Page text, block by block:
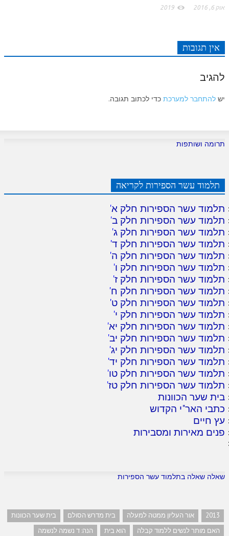
אוק 6, 2016 2019
אין תגובות
להגיב
יש להתחבר למערכת כדי לכתוב תגובה.
תרומה ושותפות
תלמוד עשר הספירות לקריאה
תלמוד עשר הספירות חלק א'
תלמוד עשר הספירות חלק ב'
תלמוד עשר הספירות חלק ג'
תלמוד עשר הספירות חלק ד'
תלמוד עשר הספירות חלק ה'
תלמוד עשר הספירות חלק ו'
תלמוד עשר הספירות חלק ז'
תלמוד עשר הספירות חלק ח'
תלמוד עשר הספירות חלק ט'
תלמוד עשר הספירות חלק י'
תלמוד עשר הספירות חלק יא'
תלמוד עשר הספירות חלק יב'
תלמוד עשר הספירות חלק יג'
תלמוד עשר הספירות חלק יד'
תלמוד עשר הספירות חלק טו'
תלמוד עשר הספירות חלק טז'
בית שער הכוונות
כתבי האר"י הקדוש
עץ חיים
פנים מאירות ומסבירות
שאלה שאלה בתלמוד עשר הספירות
2013 אור העליון ממטה למעלה בית מדרש הסולם
בית שער הכוונות
האם מותר לנשים ללמוד קבלה
הוא בית
הנה: ד נשמה לנשמה